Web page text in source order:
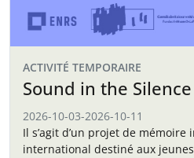
ACTIVITÉ TEMPORAIRE
Sound in the
2026-10-03-2026-10-11
Il s’agit d’un projet de
international destiné aux